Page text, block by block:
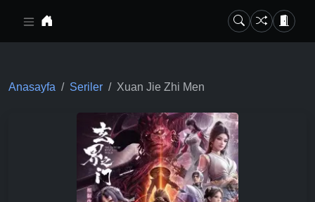
Anasayfa Seriler Xuan Jie Zhi Men